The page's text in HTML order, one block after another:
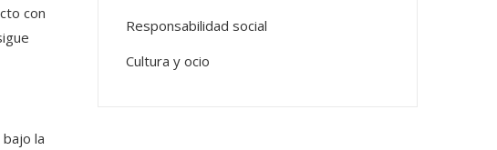
con
la
Responsabilidad social
Cultura y ocio